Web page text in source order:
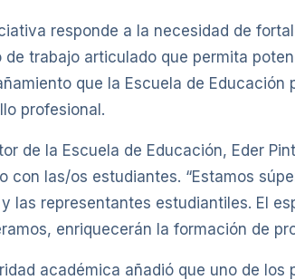
responde a la necesidad de
de trabajo articulado que permita
que la Escuela de
profesional.
de la Escuela de Educación, Eder
con las/os estudiantes. “Estamos
las representantes estudiantiles. El
enriquecerán la formación de
académica añadió que uno de